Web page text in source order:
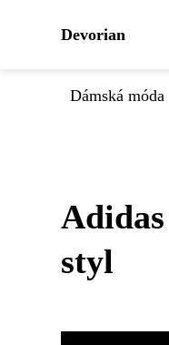
Devorian
Dámská móda
styl